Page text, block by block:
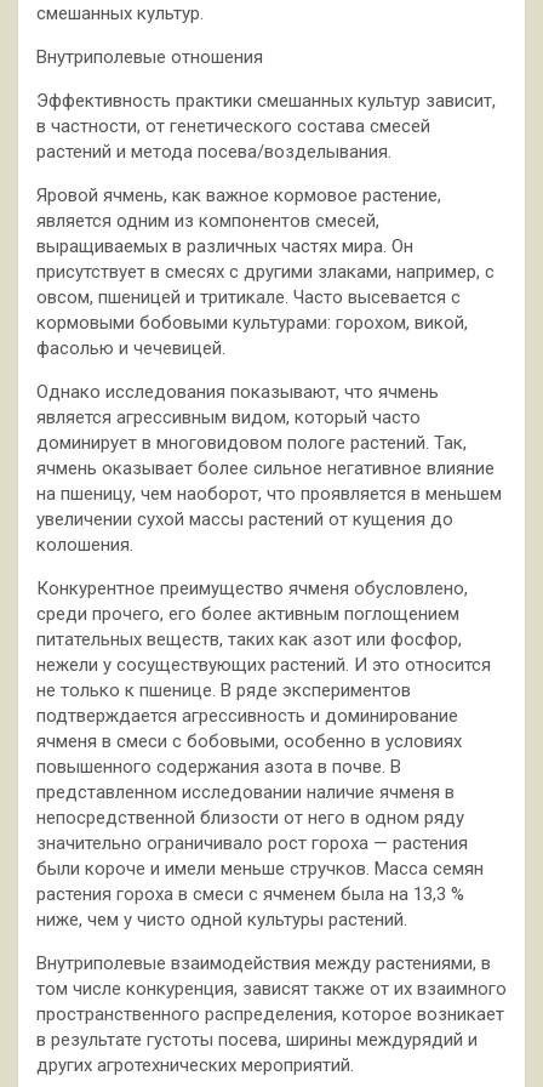
смешанных культур.
Внутриполевые отношения
Эффективность практики смешанных культур зависит,
в частности, от генетического состава смесей
растений и метода посева/возделывания.
Яровой ячмень, как важное кормовое растение,
является одним из компонентов смесей,
выращиваемых в различных частях мира. Он
присутствует в смесях с другими злаками, например, с
овсом, пшеницей и тритикале. Часто высевается с
кормовыми бобовыми культурами: горохом, викой,
фасолью и чечевицей.
Однако исследования показывают, что ячмень
является агрессивным видом, который часто
доминирует в многовидовом пологе растений. Так,
ячмень оказывает более сильное негативное влияние
на пшеницу, чем наоборот, что проявляется в меньшем
увеличении сухой массы растений от кущения до
колошения.
Конкурентное преимущество ячменя обусловлено,
среди прочего, его более активным поглощением
питательных веществ, таких как азот или фосфор,
нежели у сосуществующих растений. И это относится
не только к пшенице. В ряде экспериментов
подтверждается агрессивность и доминирование
ячменя в смеси с бобовыми, особенно в условиях
повышенного содержания азота в почве. В
представленном исследовании наличие ячменя в
непосредственной близости от него в одном ряду
значительно ограничивало рост гороха — растения
были короче и имели меньше стручков. Масса семян
растения гороха в смеси с ячменем была на 13,3 %
ниже, чем у чисто одной культуры растений.
Внутриполевые взаимодействия между растениями, в
том числе конкуренция, зависят также от их взаимного
пространственного распределения, которое возникает
в результате густоты посева, ширины междурядий и
других агротехнических мероприятий.